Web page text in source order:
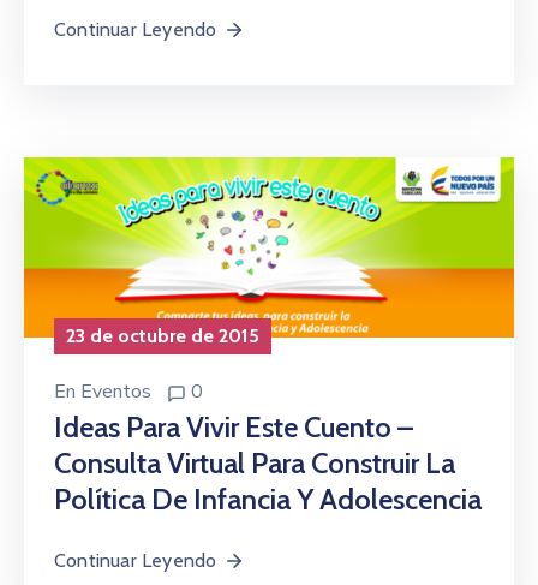
Continuar Leyendo
23 de octubre de 2015
En Eventos 0
Ideas Para Vivir Este Cuento –
Consulta Virtual Para Construir La
Política De Infancia Y Adolescencia
Continuar Leyendo